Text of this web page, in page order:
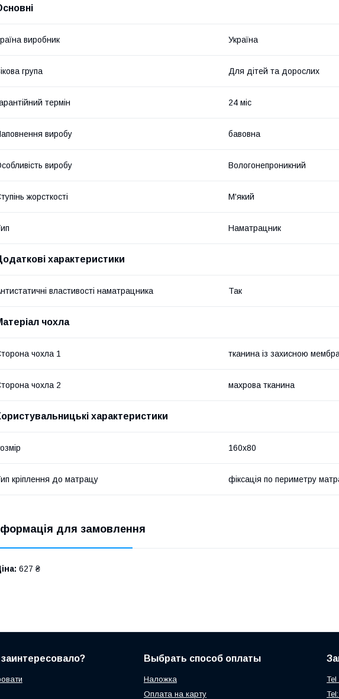
виробник Україна
група Для дітей та дорослих
термін 24 міс
виробу бавовна
виробу Вологонепроникний
жорсткості М'який
Наматрацник
характеристики
властивості наматрацника Так
чохла
чохла 1 тканина із захисною
чохла 2 махрова тканина
характеристики
160х80
кріплення до матрацу фіксація по периметру
для замовлення
627 ₴
Выбрать способ оплаты
Наложка
Оплата на карту
Tel